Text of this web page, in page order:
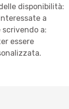
disponibilità:
a
a:
essere